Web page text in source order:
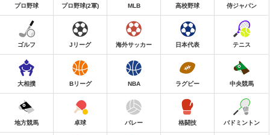
プロ野球 プロ野球(2軍) MLB 高校野球 侍ジャパン
ゴルフ Jリーグ 海外サッカー 日本代表 テニス
大相撲 Bリーグ NBA ラグビー 中央競馬
地方競馬 卓球 バレー 格闘技 バドミントン